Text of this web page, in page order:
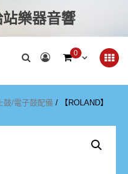
樂器音響
0
鼓/電子鼓配備 / 【ROLAND】